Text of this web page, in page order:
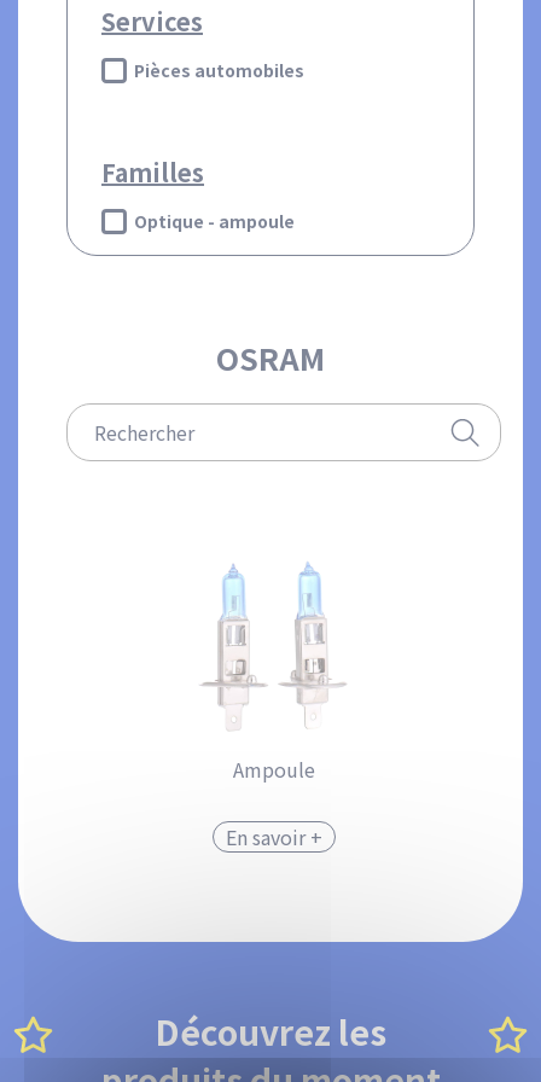
Services
Pièces automobiles
Familles
Optique - ampoule
OSRAM
Ampoule
En savoir +
Découvrez les